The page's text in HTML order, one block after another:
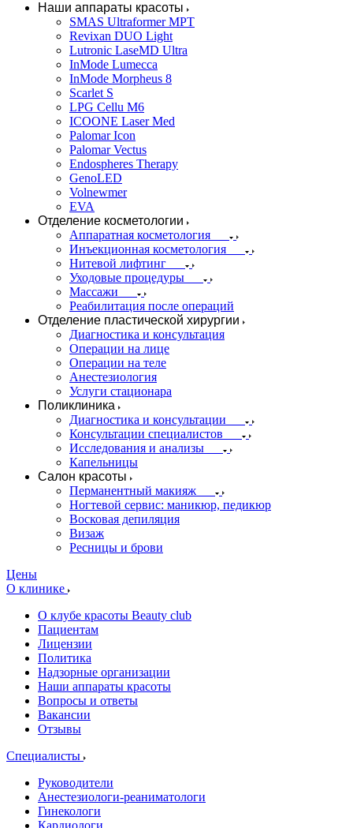
Наши аппараты красоты
SMAS Ultraformer MPT
Revixan DUO Light
Lutronic LaseMD Ultra
InMode Lumecca
InMode Morpheus 8
Scarlet S
LPG Cellu M6
ICOONE Laser Med
Palomar Icon
Palomar Vectus
Endospheres Therapy
GenoLED
Volnewmer
EVA
Отделение косметологии
Аппаратная косметология
Инъекционная косметология
Нитевой лифтинг
Уходовые процедуры
Массажи
Реабилитация после операций
Отделение пластической хирургии
Диагностика и консультация
Операции на лице
Операции на теле
Анестезиология
Услуги стационара
Поликлиника
Диагностика и консультации
Консультации специалистов
Исследования и анализы
Капельницы
Салон красоты
Перманентный макияж
Ногтевой сервис: маникюр, педикюр
Восковая депиляция
Визаж
Ресницы и брови
Цены
О клинике
О клубе красоты Beauty club
Пациентам
Лицензии
Политика
Надзорные организации
Наши аппараты красоты
Вопросы и ответы
Вакансии
Отзывы
Специалисты
Руководители
Анестезиологи-реаниматологи
Гинекологи
Кардиологи